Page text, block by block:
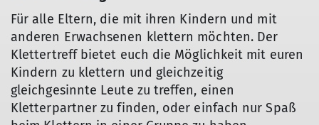
Für alle Eltern, die mit ihren Kindern und mit
anderen Erwachsenen klettern möchten. Der
Klettertreff bietet euch die Möglichkeit mit euren
Kindern zu klettern und gleichzeitig
gleichgesinnte Leute zu treffen, einen
Kletterpartner zu finden, oder einfach nur Spaß